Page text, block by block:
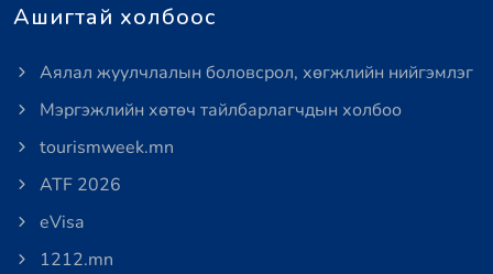
Ашигтай холбоос
Аялал жуулчлалын боловсрол, хөгжлийн нийгэмлэг
Мэргэжлийн хөтөч тайлбарлагчдын холбоо
tourismweek.mn
ATF 2026
eVisa
1212.mn